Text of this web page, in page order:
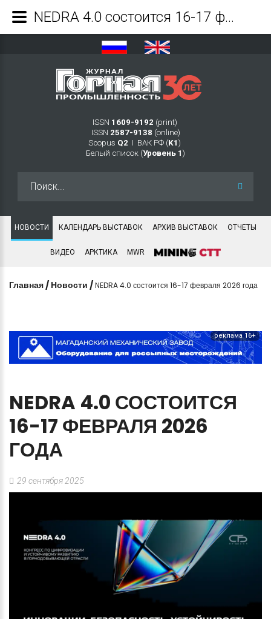
ISSN 1609-9192 (print)
ISSN 2587-9138 (online)
Scopus Q2 Ι ВАК РФ (K1 )
Белый список (Уровень 1 )
НОВОСТИ КАЛЕНДАРЬ ВЫСТАВОК АРХИВ ВЫСТАВОК ОТЧЕТЫ
ВИДЕО АРКТИКА MWR
Главная / Новости /NEDRA 4.0 состоится 16-17 февраля 2026 года
реклама 16+
NEDRA 4.0 СОСТОИТСЯ
16-17 ФЕВРАЛЯ 2026
ГОДА
29 сентября 2025
NEDRA 4.0 состоится 16-17 февраля 2026 года - Журнал Горная промышленность